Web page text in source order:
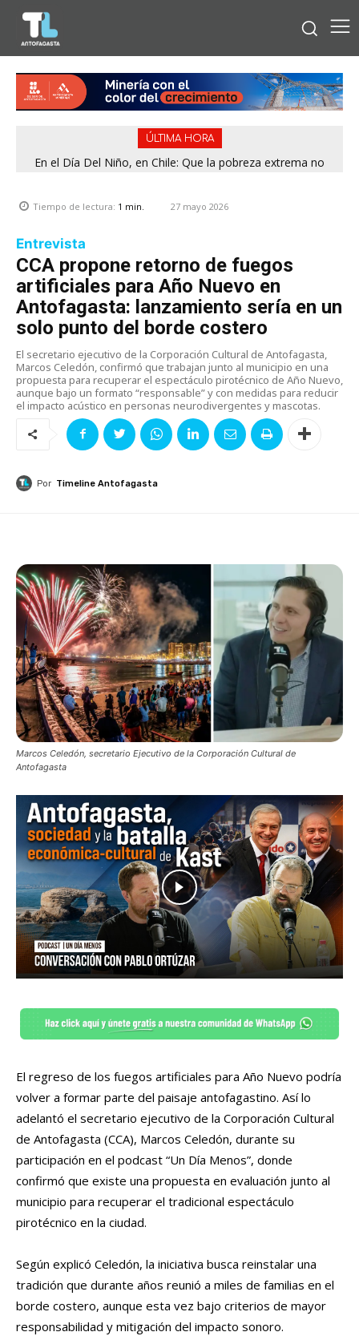
ÚLTIMA HORA
En el Día Del Niño, en Chile: Que la pobreza extrema no
Tiempo de lectura: 1 min. 27 mayo 2026
Entrevista
CCA propone retorno de fuegos
artificiales para Año Nuevo en
Antofagasta: lanzamiento sería en un
solo punto del borde costero
El secretario ejecutivo de la Corporación Cultural de Antofagasta,
Marcos Celedón, confirmó que trabajan junto al municipio en una
propuesta para recuperar el espectáculo pirotécnico de Año Nuevo,
aunque bajo un formato “responsable” y con medidas para reducir
el impacto acústico en personas neurodivergentes y mascotas.
Por Timeline Antofagasta
Marcos Celedón, secretario Ejecutivo de la Corporación Cultural de
Antofagasta
El regreso de los fuegos artificiales para Año Nuevo podría
volver a formar parte del paisaje antofagastino. Así lo
adelantó el secretario ejecutivo de la Corporación Cultural
de Antofagasta (CCA), Marcos Celedón, durante su
participación en el podcast “Un Día Menos”, donde
confirmó que existe una propuesta en evaluación junto al
municipio para recuperar el tradicional espectáculo
pirotécnico en la ciudad.
Según explicó Celedón, la iniciativa busca reinstalar una
tradición que durante años reunió a miles de familias en el
borde costero, aunque esta vez bajo criterios de mayor
responsabilidad y mitigación del impacto sonoro.